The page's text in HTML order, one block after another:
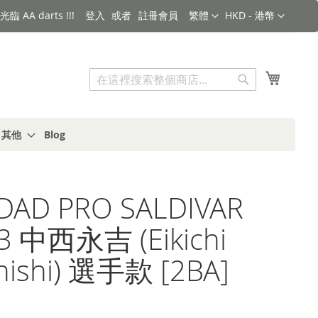
金額
HKD - 港幣
語言
繁體
臨 AA darts !!! 登入 註冊會員
搜索
他
Blog
PRO SALDIVAR
中西永吉 (Eikichi
選手款 [2BA]